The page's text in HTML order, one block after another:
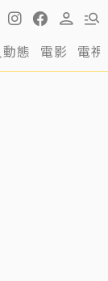
態 電影 電視